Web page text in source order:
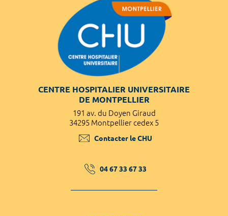
CENTRE HOSPITALIER UNIVERSITAIRE
DE MONTPELLIER
191 av. du Doyen Giraud
34295 Montpellier cedex 5
Contacter le CHU
04 67 33 67 33